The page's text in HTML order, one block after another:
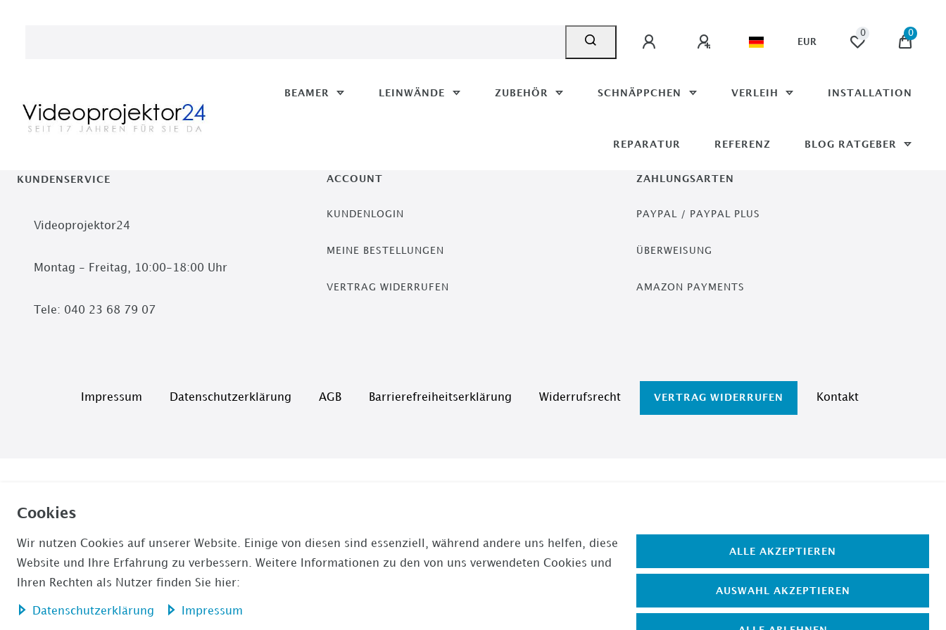
EUR
0 0
BEAMER LEINWÄNDE ZUBEHÖR SCHNÄPPCHEN VERLEIH INSTALLATION
REPARATUR REFERENZ BLOG RATGEBER
KUNDENSERVICE
Videoprojektor24
Montag - Freitag, 10:00-18:00 Uhr
Tele: 040 23 68 79 07
ACCOUNT
KUNDENLOGIN
MEINE BESTELLUNGEN
VERTRAG WIDERRUFEN
ZAHLUNGSARTEN
PAYPAL / PAYPAL PLUS
ÜBERWEISUNG
AMAZON PAYMENTS
Impressum Daten­schutz­erklärung AGB Barrierefreiheitserklärung Widerrufs­recht VERTRAG WIDERRUFEN Kontakt
Cookies
Wir nutzen Cookies auf unserer Website. Einige von diesen sind essenziell, während andere uns helfen, diese
Website und Ihre Erfahrung zu verbessern. Weitere Informationen zu den von uns verwendeten Cookies und
Ihren Rechten als Nutzer finden Sie hier:
Daten­schutz­erklärung Impressum
ALLE AKZEPTIEREN
AUSWAHL AKZEPTIEREN